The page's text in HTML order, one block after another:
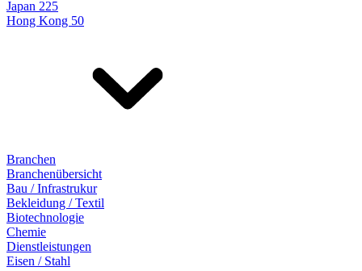
Japan 225
Hong Kong 50
Branchen
Branchenübersicht
Bau / Infrastrukur
Bekleidung / Textil
Biotechnologie
Chemie
Dienstleistungen
Eisen / Stahl